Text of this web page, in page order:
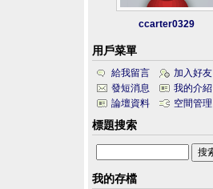
ccarter0329
用戶菜單
給我留言
加入好友
發短消息
我的介紹
論壇資料
空間管理
標題搜索
我的存檔